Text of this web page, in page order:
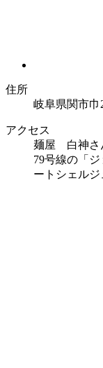
住所
岐阜県関市巾
アクセス
麺屋 白神さ
79号線の「
ートシェルジ